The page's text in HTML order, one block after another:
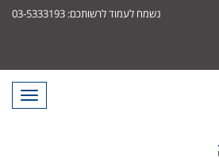
נשמח לעמוד לרשותכם: 03-5333193